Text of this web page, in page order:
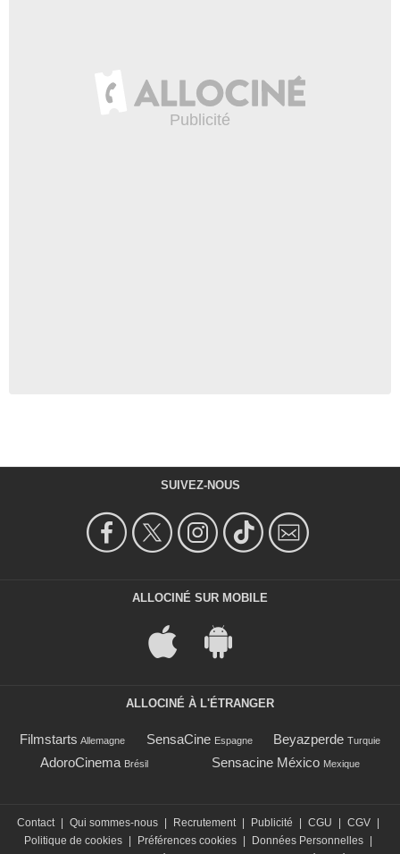
SUIVEZ-NOUS
ALLOCINÉ SUR MOBILE
ALLOCINÉ À L'ÉTRANGER
Filmstarts Allemagne SensaCine Espagne Beyazperde Turquie
AdoroCinema Brésil Sensacine México Mexique
Contact Qui sommes-nous Recrutement Publicité CGU CGV
Politique de cookies
Préférences cookies Données Personnelles